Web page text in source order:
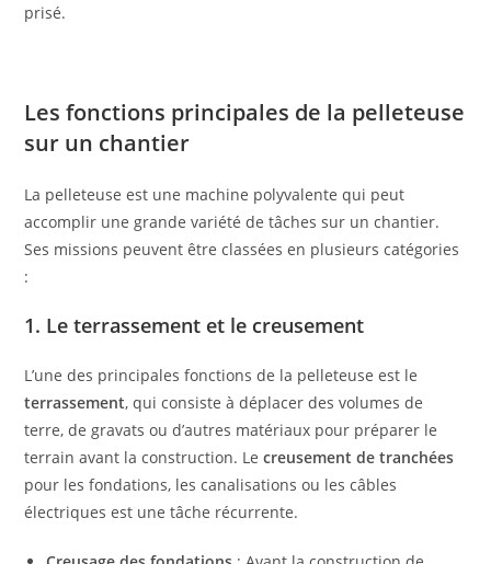
prisé.
Les fonctions principales de la pelleteuse
sur un chantier
La pelleteuse est une machine polyvalente qui peut
accomplir une grande variété de tâches sur un chantier.
Ses missions peuvent être classées en plusieurs catégories
:
1. Le terrassement et le creusement
L’une des principales fonctions de la pelleteuse est le
terrassement, qui consiste à déplacer des volumes de
terre, de gravats ou d’autres matériaux pour préparer le
terrain avant la construction. Lecreusement de tranchées
pour les fondations, les canalisations ou les câbles
électriques est une tâche récurrente.